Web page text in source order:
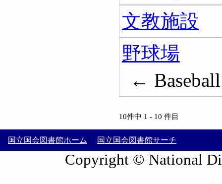
文教施設
野球場
←
10件中 1 - 10 件目
国立国会図書館ホーム 国立国会図書館サーチ
Copyright © National